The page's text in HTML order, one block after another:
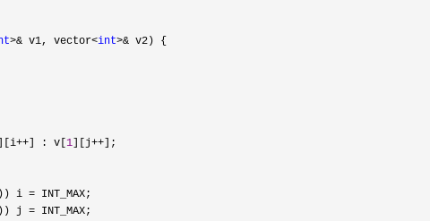
>& v1, vector<int>& v2) {
][i++] : v[ 1 ][j++ ];
i = INT_MAX;
j = INT_MAX;